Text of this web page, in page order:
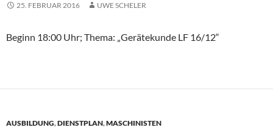
25. FEBRUAR 2016 UWE SCHELER
Beginn 18:00 Uhr; Thema: „Gerätekunde LF 16/12“
AUSBILDUNG,DIENSTPLAN,MASCHINISTEN